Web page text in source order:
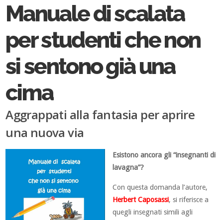
Manuale di scalata
per studenti che non
si sentono già una
cima
Aggrappati alla fantasia per aprire
una nuova via
Esistono ancora gli “insegnanti di
lavagna”?
Con questa domanda l’autore,
Herbert Caposassi, si riferisce a
quegli insegnati simili agli